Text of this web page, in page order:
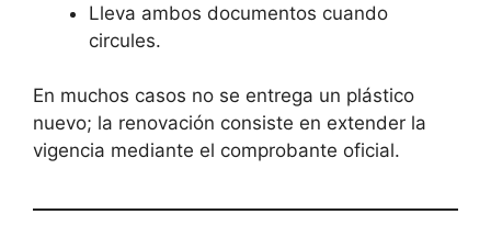
Lleva ambos documentos cuando
circules.
En muchos casos no se entrega un plástico
nuevo; la renovación consiste en extender la
vigencia mediante el comprobante oficial.